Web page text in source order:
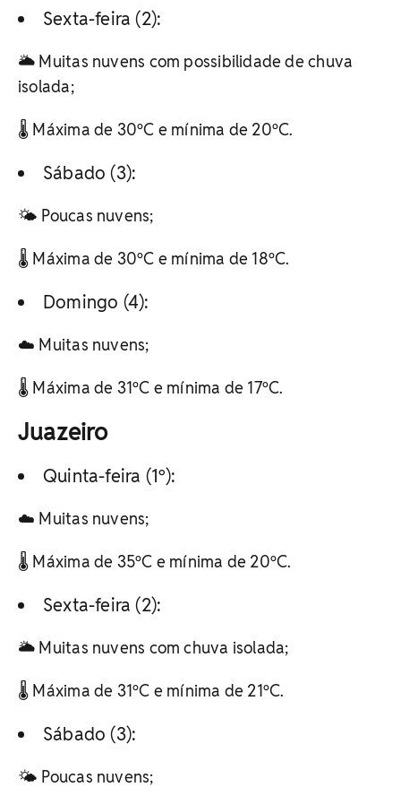
Sexta-feira (2):
🌥️ Muitas nuvens com possibilidade de chuva
isolada;
🌡️ Máxima de 30ºC e mínima de 20ºC.
Sábado (3):
🌤️ Poucas nuvens;
🌡️ Máxima de 30ºC e mínima de 18ºC.
Domingo (4):
☁️ Muitas nuvens;
🌡️ Máxima de 31ºC e mínima de 17ºC.
Juazeiro
Quinta-feira (1º):
☁️ Muitas nuvens;
🌡️ Máxima de 35ºC e mínima de 20ºC.
Sexta-feira (2):
🌥️ Muitas nuvens com chuva isolada;
🌡️ Máxima de 31ºC e mínima de 21ºC.
Sábado (3):
🌤️ Poucas nuvens;